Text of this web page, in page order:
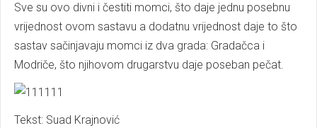
Sve su ovo divni i čestiti momci, što daje jednu posebnu
vrijednost ovom sastavu a dodatnu vrijednost daje to što
sastav sačinjavaju momci iz dva grada: Gradačca i
Modriče, što njihovom drugarstvu daje poseban pečat.
Tekst: Suad Krajnović